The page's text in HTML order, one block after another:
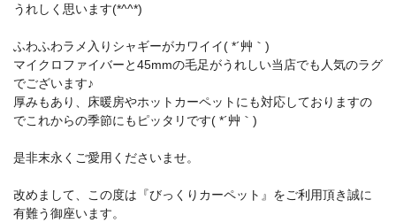
うれしく思います(*^^*)
ふわふわラメ入りシャギーがカワイイ( *´艸｀)
マイクロファイバーと45mmの毛足がうれしい当店でも人気のラグ
でございます♪
厚みもあり、床暖房やホットカーペットにも対応しておりますの
でこれからの季節にもピッタリです( *´艸｀)
是非末永くご愛用くださいませ。
改めまして、この度は『びっくりカーペット』をご利用頂き誠に
有難う御座います。